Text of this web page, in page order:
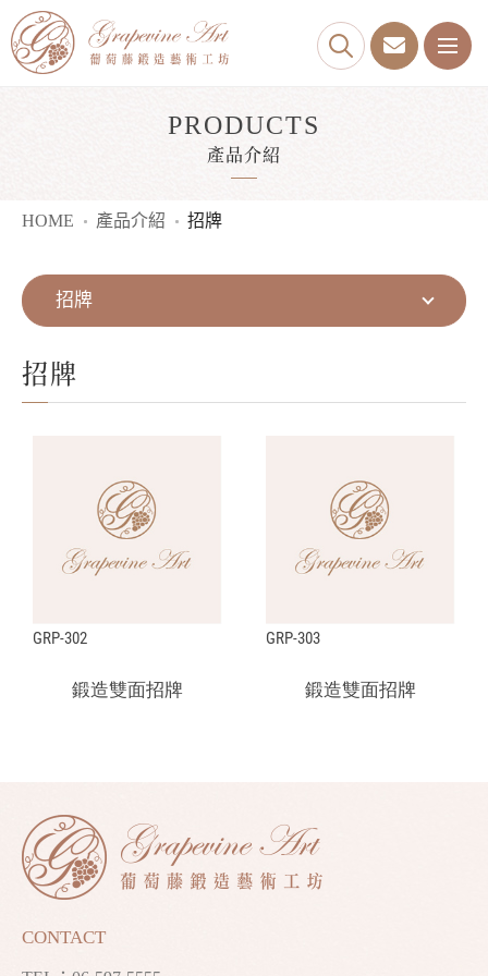
PRODUCTS
產品介紹
HOME 產品介紹 招牌
招牌
招牌
GRP-302
鍛造雙面招牌
GRP-303
鍛造雙面招牌
CONTACT